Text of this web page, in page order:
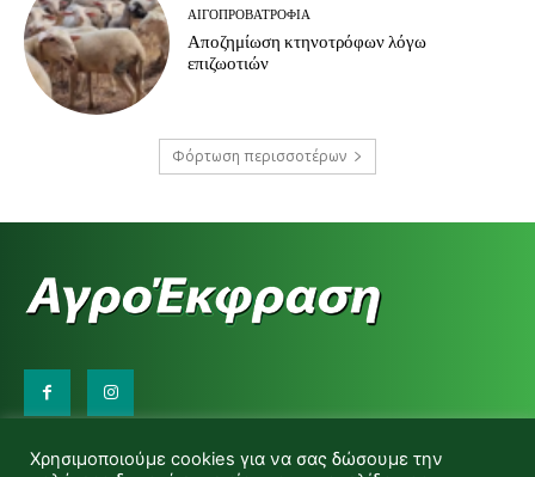
ΑΙΓΟΠΡΟΒΑΤΡΟΦΊΑ
Αποζημίωση κτηνοτρόφων λόγω
επιζωοτιών
Φόρτωση περισσοτέρων
d.makas@yahoo.gr
Χρησιμοποιούμε cookies για να σας δώσουμε την